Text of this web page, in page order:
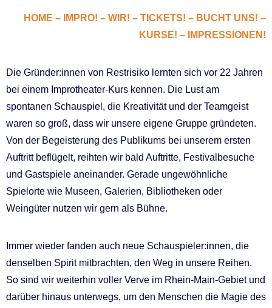
HOME – IMPRO! – WIR! – TICKETS! – BUCHT UNS! –
KURSE! – IMPRESSIONEN!
Die Gründer:innen von Restrisiko lernten sich vor 22 Jahren
bei einem Improtheater-Kurs kennen. Die Lust am
spontanen Schauspiel, die Kreativität und der Teamgeist
waren so groß, dass wir unsere eigene Gruppe gründeten.
Von der Begeisterung des Publikums bei unserem ersten
Auftritt beflügelt, reihten wir bald Auftritte, Festivalbesuche
und Gastspiele aneinander. Gerade ungewöhnliche
Spielorte wie Museen, Galerien, Bibliotheken oder
Weingüter nutzen wir gern als Bühne.
Immer wieder fanden auch neue Schauspieler:innen, die
denselben Spirit mitbrachten, den Weg in unsere Reihen.
So sind wir weiterhin voller Verve im Rhein-Main-Gebiet und
darüber hinaus unterwegs, um den Menschen die Magie des